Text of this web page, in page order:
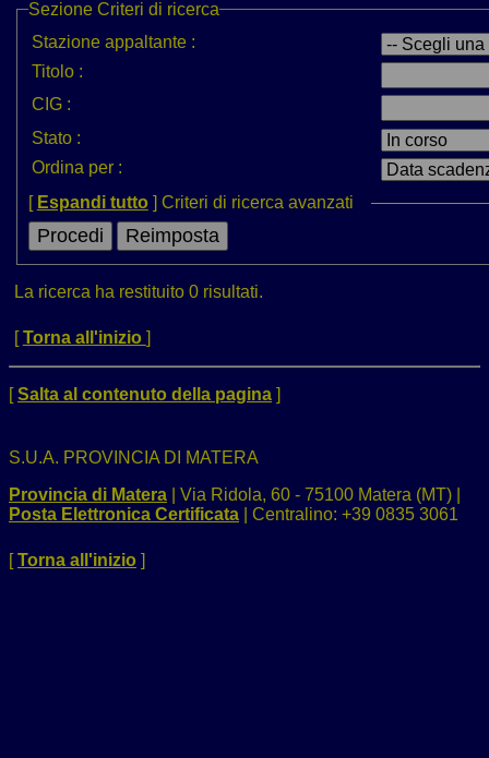
Sezione Criteri di ricerca
Stazione appaltante :
Titolo :
CIG :
Stato :
Ordina per :
[ Espandi tutto ] Criteri di ricerca avanzati
La ricerca ha restituito 0 risultati.
[Torna all'inizio ]
[Salta al contenuto della pagina ]
S.U.A. PROVINCIA DI MATERA
Provincia di Matera | Via Ridola, 60 - 75100 Matera (MT) |
Posta Elettronica Certificata | Centralino: +39 0835 3061
[Torna all'inizio ]